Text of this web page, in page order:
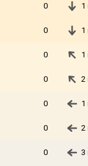
0 1
0 1
0 1
0 2
0 1
0 2
0 3